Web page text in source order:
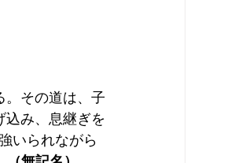
。その道は、子
込み、息継ぎを
いられながら